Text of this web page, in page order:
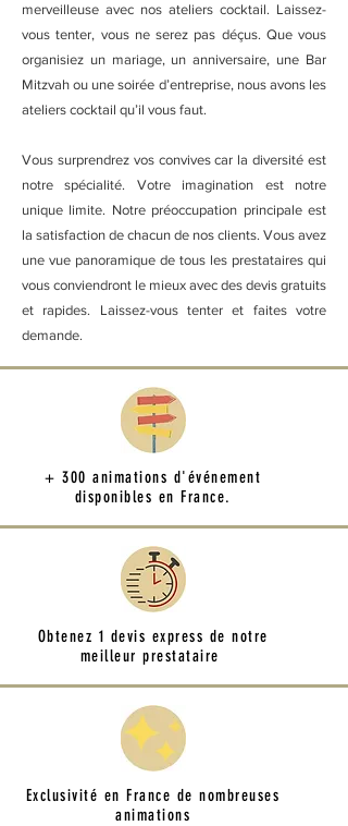
merveilleuse avec nos ateliers cocktail. Laissez-
vous tenter, vous ne serez pas déçus. Que vous
organisiez un mariage, un anniversaire, une Bar
Mitzvah ou une soirée d’entreprise, nous avons les
ateliers cocktail qu’il vous faut.
Vous surprendrez vos convives car la diversité est
notre spécialité. Votre imagination est notre
unique limite. Notre préoccupation principale est
la satisfaction de chacun de nos clients. Vous avez
une vue panoramique de tous les prestataires qui
vous conviendront le mieux avec des devis gratuits
et rapides. Laissez-vous tenter et faites votre
demande.
+ 300 animations d'événement
disponibles en France.
Obtenez 1 devis express de notre
meilleur prestataire
Exclusivité en France de nombreuses
animations